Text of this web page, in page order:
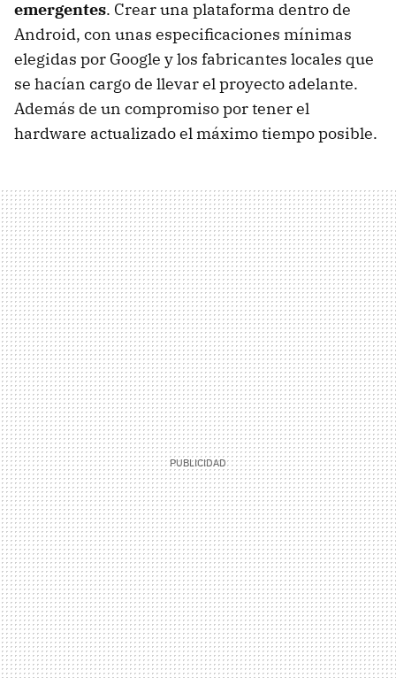
emergentes. Crear una plataforma dentro de
Android, con unas especificaciones mínimas
elegidas por Google y los fabricantes locales que
se hacían cargo de llevar el proyecto adelante.
Además de un compromiso por tener el
hardware actualizado el máximo tiempo posible.